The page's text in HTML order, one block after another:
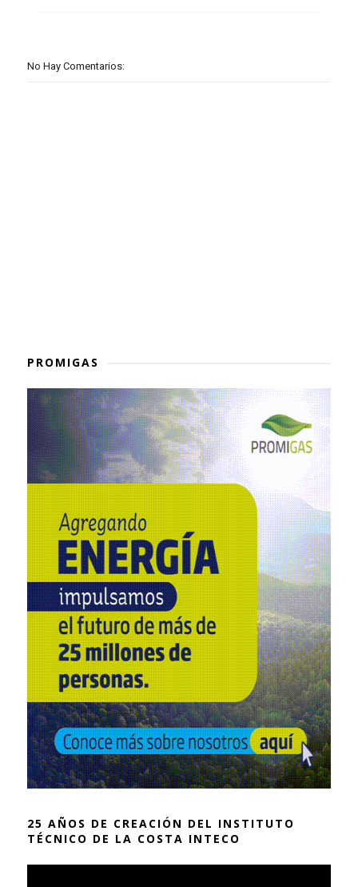
No Hay Comentarios:
PROMIGAS
25 AÑOS DE CREACIÓN DEL INSTITUTO
TÉCNICO DE LA COSTA INTECO